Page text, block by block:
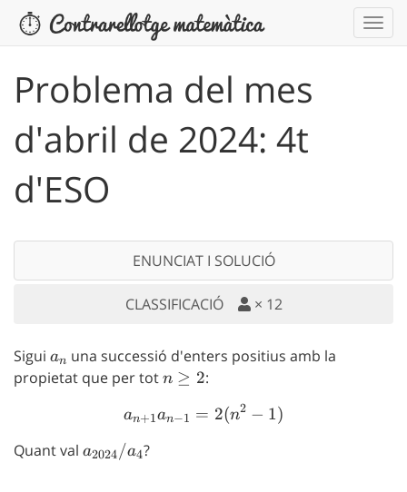
Problema del mes
d'abril de 2024: 4t
d'ESO
ENUNCIAT I SOLUCIÓ
CLASSIFICACIÓ × 12
Sigui a_n
an una successió d'enters positius amb la
propietat que per totn\geq
n ≥ 2:
a_{n+1}a_{n-1} =
an+1an−1 = 2(n2 − 1)
Quant val a_{2024}/a_4
a2024/a4?